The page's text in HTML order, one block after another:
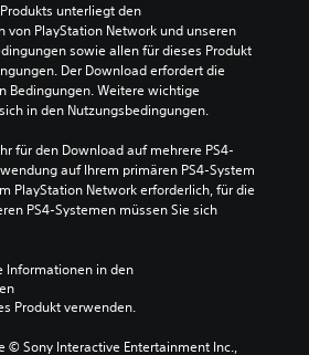
unterliegt den
von PlayStation Network und unseren
sowie allen für dieses Produkt
Der Download erfordert die
Bedingungen. Weitere wichtige
in den Nutzungsbedingungen.
für den Download auf mehrere PS4-
auf Ihrem primären PS4-System
PlayStation Network erforderlich, für die
PS4-Systemen müssen Sie sich
Informationen in den
Produkt verwenden.
© Sony Interactive Entertainment Inc.,